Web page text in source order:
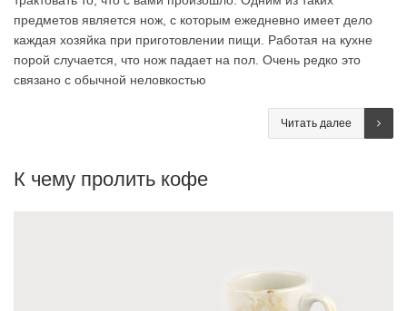
предметов является нож, с которым ежедневно имеет дело
каждая хозяйка при приготовлении пищи. Работая на кухне
порой случается, что нож падает на пол. Очень редко это
связано с обычной неловкостью
Читать далее
К чему пролить кофе